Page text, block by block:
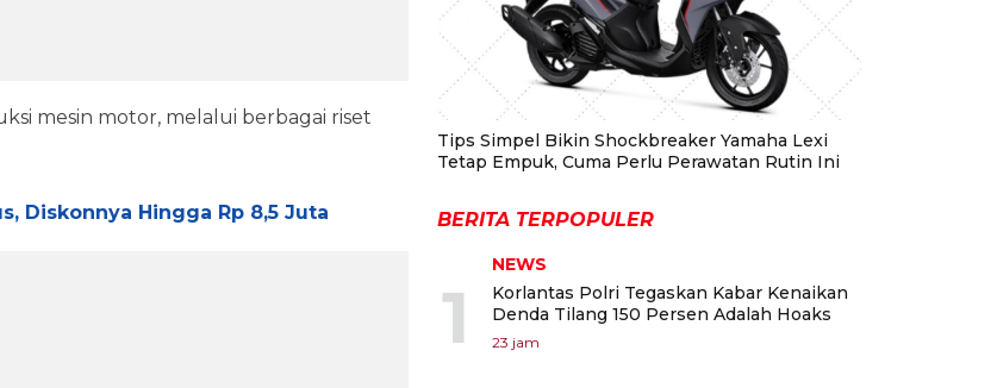
mesin motor, melalui berbagai riset
Diskonnya Hingga Rp 8,5 Juta
Tips Simpel Bikin Shockbreaker Yamaha Lexi
Tetap Empuk, Cuma Perlu Perawatan Rutin Ini
BERITA TERPOPULER
1
NEWS
Korlantas Polri Tegaskan Kabar Kenaikan
Denda Tilang 150 Persen Adalah Hoaks
23 jam